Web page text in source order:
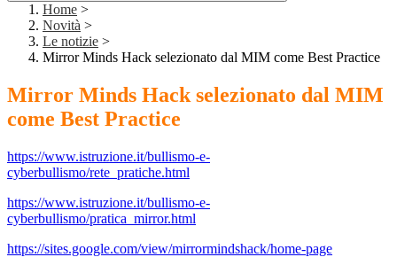
Home >
Novità >
Le notizie >
Mirror Minds Hack selezionato dal MIM come Best Practice
Mirror Minds Hack selezionato dal MIM
come Best Practice
https://www.istruzione.it/bullismo-e-
cyberbullismo/rete_pratiche.html
https://www.istruzione.it/bullismo-e-
cyberbullismo/pratica_mirror.html
https://sites.google.com/view/mirrormindshack/home-page